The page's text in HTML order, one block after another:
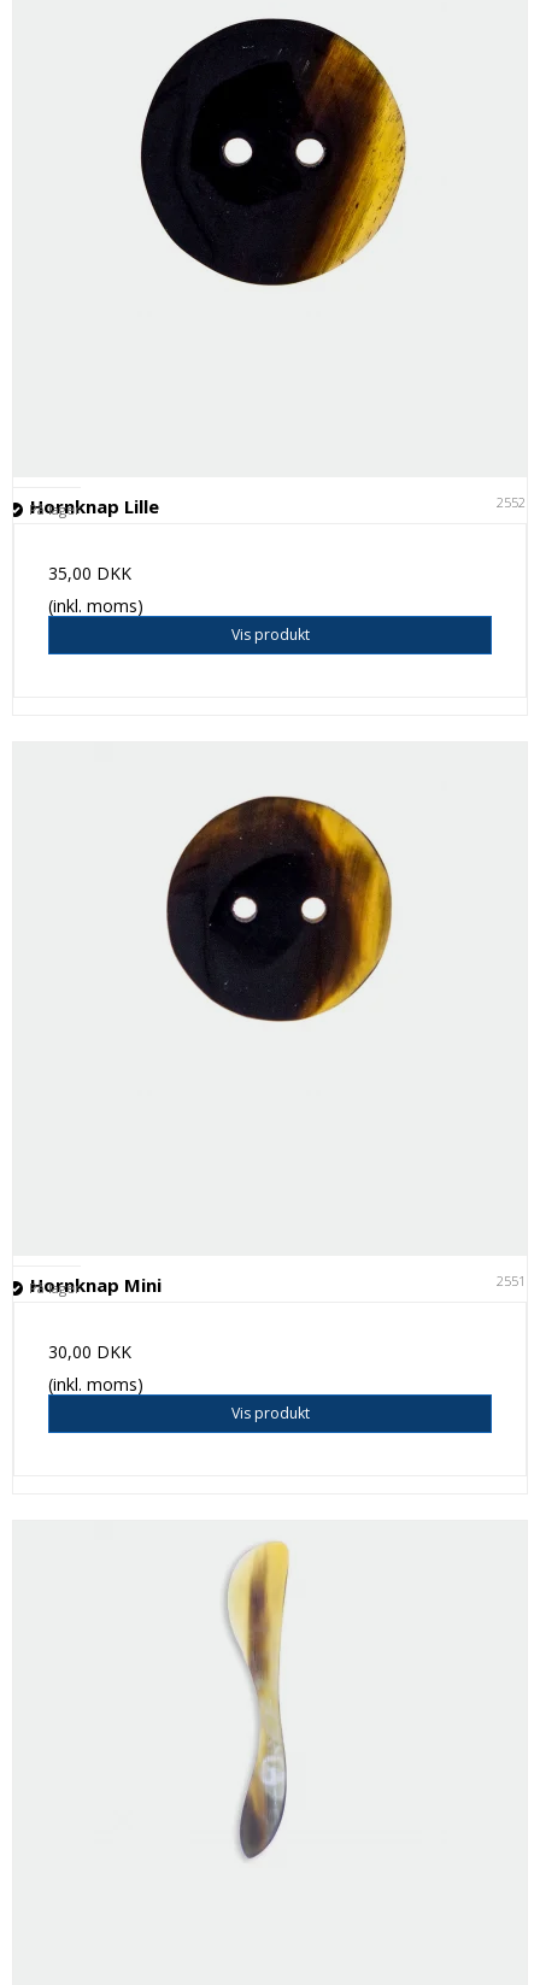
Hornknap Lille 25521
På lager
35,00 DKK
(inkl. moms)
Vis produkt
Hornknap Mini 25511
På lager
30,00 DKK
(inkl. moms)
Vis produkt